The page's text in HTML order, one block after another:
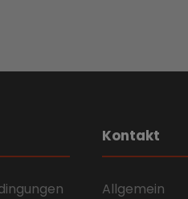
Kontakt
Allgemein